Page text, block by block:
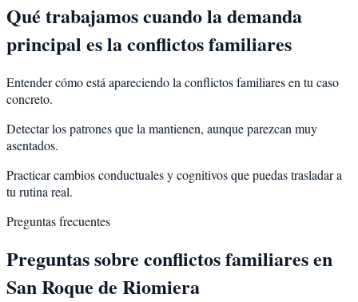
Qué trabajamos cuando la demanda
principal es la conflictos familiares
Entender cómo está apareciendo la conflictos familiares en tu caso
concreto.
Detectar los patrones que la mantienen, aunque parezcan muy
asentados.
Practicar cambios conductuales y cognitivos que puedas trasladar a
tu rutina real.
Preguntas frecuentes
Preguntas sobre conflictos familiaresen
San Roque de Riomiera